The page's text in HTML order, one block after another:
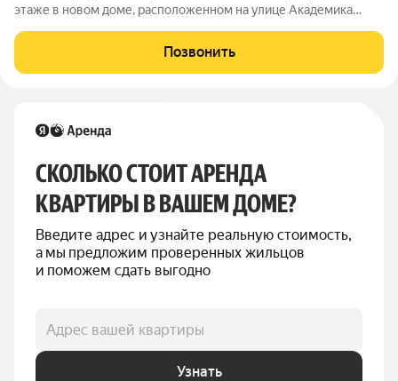
этаже в новом доме, расположенном на улице Академика
Функциональная планировка: большая светлая гостиная,
изолированная кухня, спальня,
Позвонить
СКОЛЬКО СТОИТ АРЕНДА
КВАРТИРЫ В ВАШЕМ ДОМЕ?
Введите адрес и узнайте реальную стоимость,
а мы предложим проверенных жильцов
и поможем сдать выгодно
Адрес вашей квартиры
Узнать